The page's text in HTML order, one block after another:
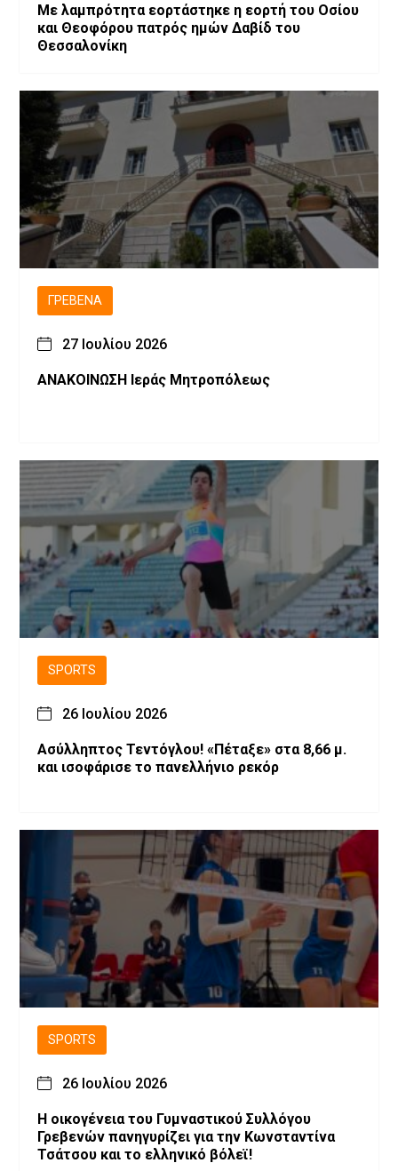
Με λαμπρότητα εορτάστηκε η εορτή του Οσίου
και Θεοφόρου πατρός ημών Δαβίδ του
Θεσσαλονίκη
ΓΡΕΒΕΝΆ
27 Ιουλίου 2026
ΑΝΑΚΟΙΝΩΣΗ Ιεράς Μητροπόλεως
SPORTS
26 Ιουλίου 2026
Ασύλληπτος Τεντόγλου! «Πέταξε» στα 8,66 μ.
και ισοφάρισε το πανελλήνιο ρεκόρ
SPORTS
26 Ιουλίου 2026
H οικογένεια του Γυμναστικού Συλλόγου
Γρεβενών πανηγυρίζει για την Κωνσταντίνα
Τσάτσου και το ελληνικό βόλεϊ!